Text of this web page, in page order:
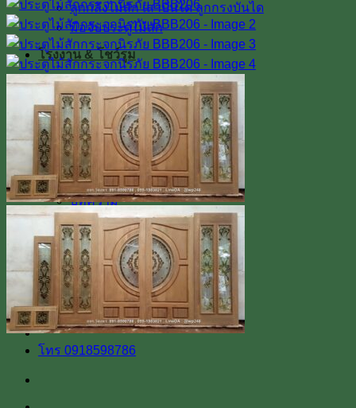
ลูกกลึงไม้สัก เสาบันได ลูกกรงบันได
มือจับประตูไม้สัก
โรงงาน & โชว์รูม
โชว์รูมสินค้า
เตาอบไม้สัก
เกรดไม้สัก
เกี่ยวกับเรา
ค่าทำสี
การขนส่ง
บทความ
สินค้าโปรโมชั่น
ผลงานติดตั้งจริง / รีวิว
ติดต่อเรา
Line
โทร 0918598786